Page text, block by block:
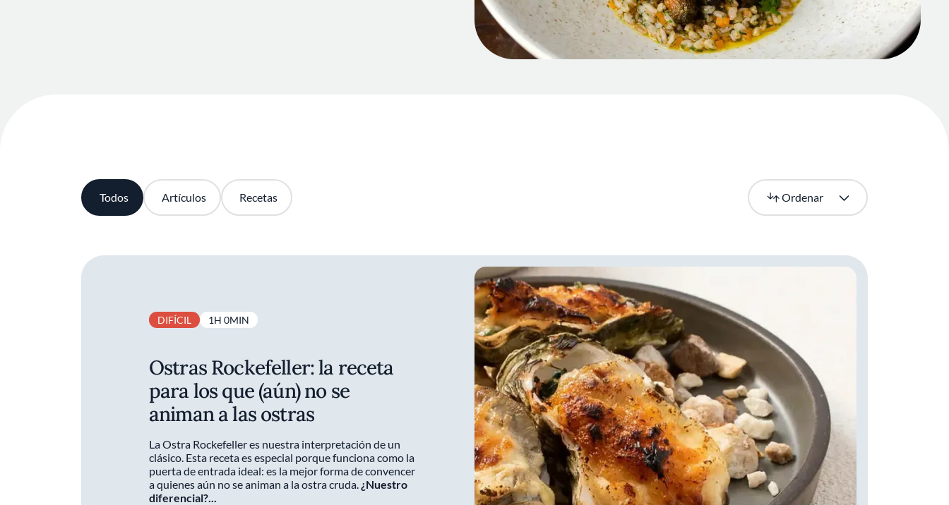
Todos Artículos Recetas Ordenar
Más recientes
DIFÍCIL 1H 0MIN
Ostras Rockefeller: la receta
para los que (aún) no se
animan a las ostras
La Ostra Rockefeller es nuestra interpretación de un
clásico. Esta receta es especial porque funciona como la
puerta de entrada ideal: es la mejor forma de convencer
a quienes aún no se animan a la ostra cruda. ¿Nuestro
diferencial?...